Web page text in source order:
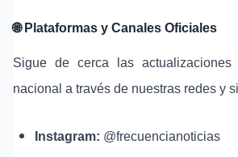
🌐 Plataformas y Canales Oficiales
Sigue de cerca las actualizaciones
nacional a través de nuestras redes y
Instagram: @frecuencianoticias